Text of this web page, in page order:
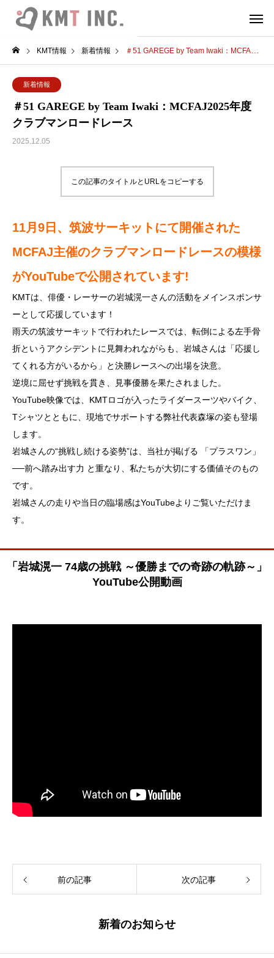
KMT情報 新着情報 ＃51 GAREGE by Team Iwaki：MCFAJ2025年度クラブマンロードレース
新着情報
＃51 GAREGE by Team Iwaki：MCFAJ2025年度
クラブマンロードレース
2025.12.05
この記事のタイトルとURLをコピーする
11月9日、筑波サーキットにて開催された
MCFAJ主催のクラブマンロードレースの模様
がYouTubeで公開されています!
KMTは、俳優・レーサーの岩城滉一さんの活動をメインスポンサ
ーとして応援しています！
雨天の筑波サーキットで行われたレースでは、転倒による左手骨
折というアクシデントに見舞われながらも、岩城さんは「応援し
てくれる方がいるから」と決勝レースへの出場を決意。
逆境に屈せず挑戦を貫き、見事優勝を果たされました。
YouTube映像では、KMTロゴが入ったライダースーツやバイク、
Tシャツとともに、現地でサポートする弊社代表森塚の姿も登場
します。
岩城さんの“挑戦し続ける姿勢”は、当社が掲げる 「プラスワン」
──前へ踏み出す力 と重なり、私たちが大切にする価値そのもの
です。
岩城さんの走りや当日の臨場感はYouTubeよりご覧いただけま
す。
「岩城滉一 74歳の挑戦 ～優勝までの奇跡の軌跡～」
YouTube公開動画
前の記事 次の記事
新着のお知らせ